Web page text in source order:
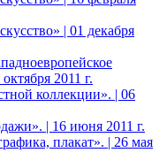
| 01 декабря
2011 г.
коллекции». | 06
| 16 июня 2011 г.
плакат». | 26 мая